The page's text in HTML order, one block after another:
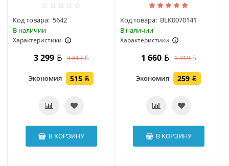
Код товара: 5642
В наличии
Характеристики
3 299 3 813
Экономия 515
В КОРЗИНУ
Код товара: BLK0070141
В наличии
Характеристики
1 660 1 919
Экономия 259
В КОРЗИНУ